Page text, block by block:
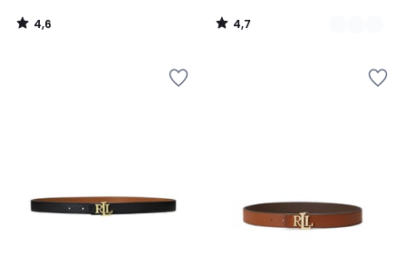
4,6
/
4,7
/